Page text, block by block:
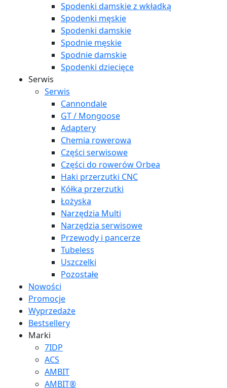
Spodenki damskie z wkładką
Spodenki męskie
Spodenki damskie
Spodnie męskie
Spodnie damskie
Spodenki dziecięce
Serwis
Serwis
Cannondale
GT / Mongoose
Adaptery
Chemia rowerowa
Części serwisowe
Części do rowerów Orbea
Haki przerzutki CNC
Kółka przerzutki
Łożyska
Narzędzia Multi
Narzędzia serwisowe
Przewody i pancerze
Tubeless
Uszczelki
Pozostałe
Nowości
Promocje
Wyprzedaże
Bestsellery
Marki
7IDP
ACS
AMBIT
AMBIT®